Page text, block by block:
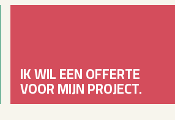
IK WIL EEN OFFERTE
VOOR MIJN PROJECT.